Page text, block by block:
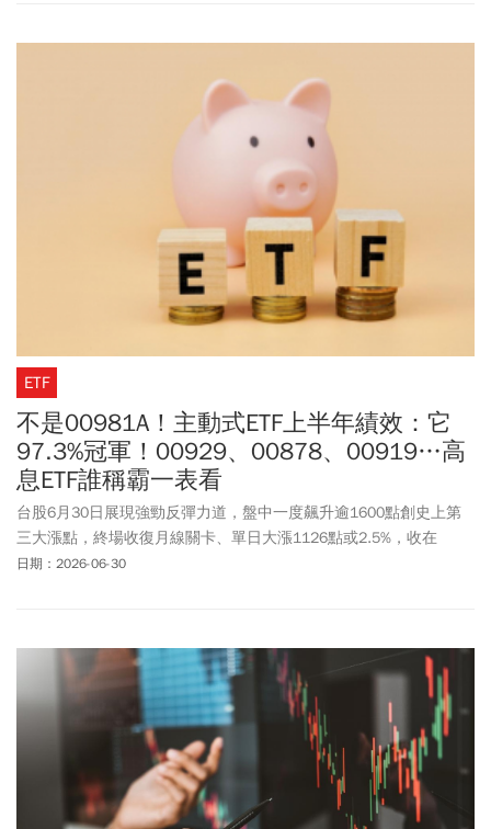
ETF
不是00981A！主動式ETF上半年績效：它
97.3%冠軍！00929、00878、00919…高
息ETF誰稱霸一表看
台股6月30日展現強勁反彈力道，盤中一度飆升逾1600點創史上第
三大漲點，終場收復月線關卡、單日大漲1126點或2.5%，收在
46125.91點，而上半年最新ETF績效排行榜也同步出爐。其中，
現攻守兼備的投資實力。
日期：2026-06-30